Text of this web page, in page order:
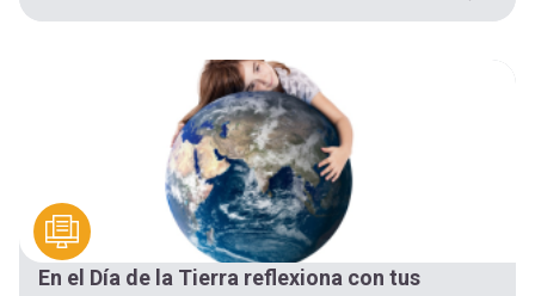
En el Día de la Tierra reflexiona con tus